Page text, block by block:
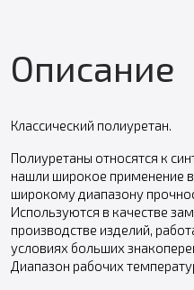
Описание
Классический полиуретан.
Полиуретаны относятся к
нашли широкое применение
широкому диапазону
Используются в качестве
производстве изделий,
условиях больших
Диапазон рабочих